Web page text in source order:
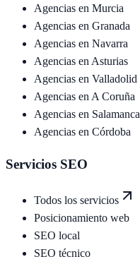
Agencias en Murcia
Agencias en Granada
Agencias en Navarra
Agencias en Asturias
Agencias en Valladolid
Agencias en A Coruña
Agencias en Salamanca
Agencias en Córdoba
Servicios SEO
Todos los servicios
Posicionamiento web
SEO local
SEO técnico